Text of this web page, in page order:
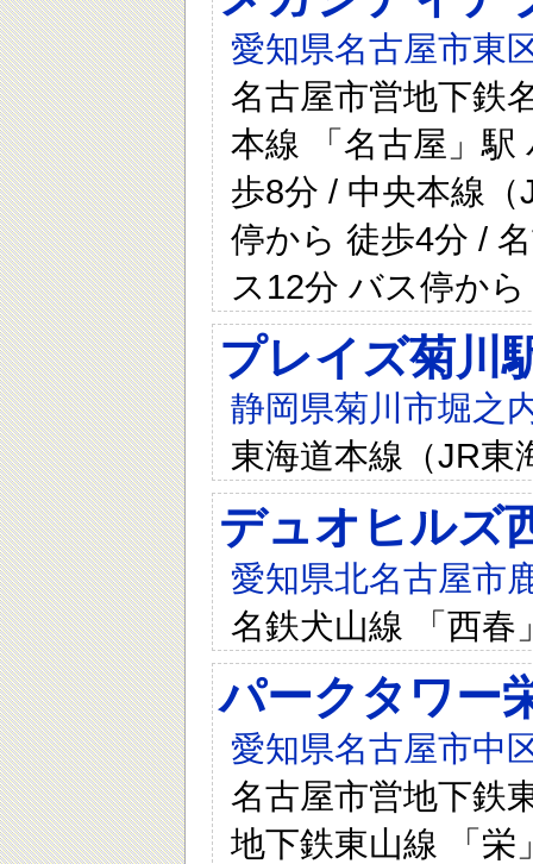
愛知県名古屋市東
名古屋市営地下鉄
本線 「名古屋」駅
歩8分 / 中央本線
停から 徒歩4分 /
ス12分 バス停か
プレイズ菊川
静岡県菊川市堀之
東海道本線（JR東
デュオヒルズ
愛知県北名古屋市
名鉄犬山線 「西春
パークタワー
愛知県名古屋市中
名古屋市営地下鉄
地下鉄東山線 「栄